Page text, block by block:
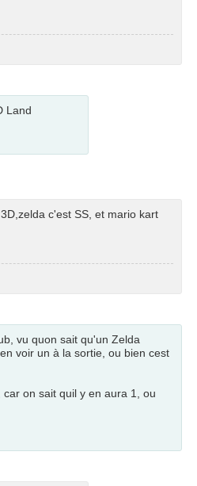
Land
c'est SS, et mario kart
vu quon sait qu'un Zelda
voir un à la sortie, ou bien cest
on sait quil y en aura 1, ou